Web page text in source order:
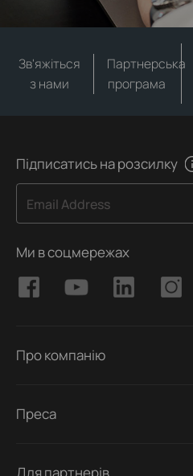
Зв'яжіться
з нами
Партнерська
програма
Підписатись на розсилку
Email Address
Ми в соцмережах
Про компанію
Преса
Для партнерів